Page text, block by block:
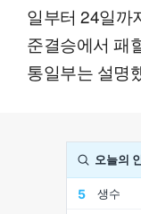
일부터 24일까
준결승에서 패
통일부는 설명